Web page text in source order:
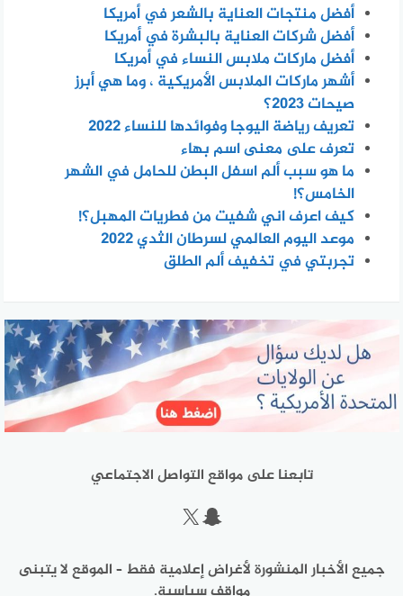
أفضل منتجات العناية بالشعر في أمريكا
أفضل شركات العناية بالبشرة في أمريكا
أفضل ماركات ملابس النساء في أمريكا
أشهر ماركات الملابس الأمريكية ، وما هي أبرز
صيحات 2023؟
تعريف رياضة اليوجا وفوائدها للنساء 2022
تعرف على معنى اسم بهاء
ما هو سبب ألم اسفل البطن للحامل في الشهر
الخامس؟!
كيف اعرف اني شفيت من فطريات المهبل؟!
موعد اليوم العالمي لسرطان الثدي 2022
تجربتي في تخفيف ألم الطلق
تابعنا على مواقع التواصل الاجتماعي
سناب شات
إكس
جميع الأخبار المنشورة لأغراض إعلامية فقط – الموقع لا يتبنى